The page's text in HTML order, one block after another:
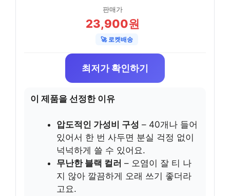
판매가
23,900원
🚀 로켓배송
최저가 확인하기
이 제품을 선정한 이유
압도적인 가성비 구성 – 40개나 들어
있어서 한 번 사두면 분실 걱정 없이
넉넉하게 쓸 수 있어요.
무난한 블랙 컬러 – 오염이 잘 티 나
지 않아 깔끔하게 오래 쓰기 좋더라
고요.